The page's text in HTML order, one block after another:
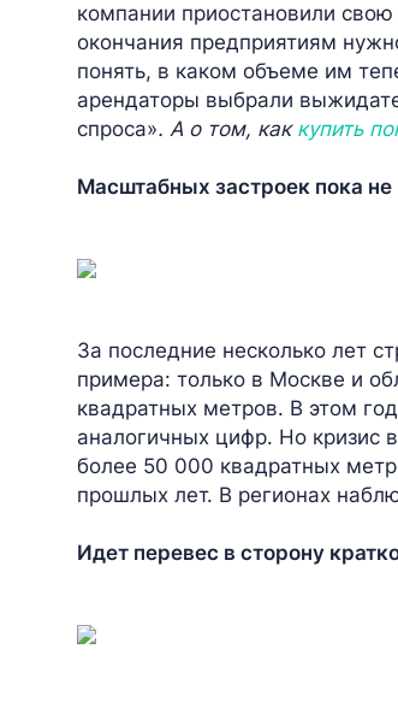
компании приостановили
окончания предприятиям
понять, в каком объеме им
арендаторы выбрали
спроса». А о том, как купить
Масштабных застроек пока не
За последние несколько лет
примера: только в Москве и
квадратных метров. В этом
аналогичных цифр. Но кризис
более 50 000 квадратных
прошлых лет. В регионах
Идет перевес в сторону